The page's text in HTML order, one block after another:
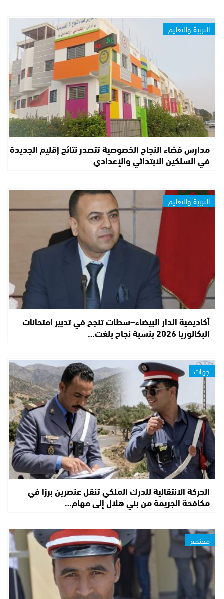
التربية والتعليم
مدارس فضاء النجاح الخصوصية تتصدر نتائج إقليم الجديدة
في السلكين الابتدائي والإعدادي
التربية والتعليم
أكاديمية الدار البيضاء–سطات تنجح في تدبير امتحانات
البكالوريا 2026 بنسبة نجاح بلغت…
جهات
الحركة الانتقالية للدرك الملكي تنقل عنصرين برزا في
مكافحة الجريمة من بني هلال إلى مهام…
مجتمع